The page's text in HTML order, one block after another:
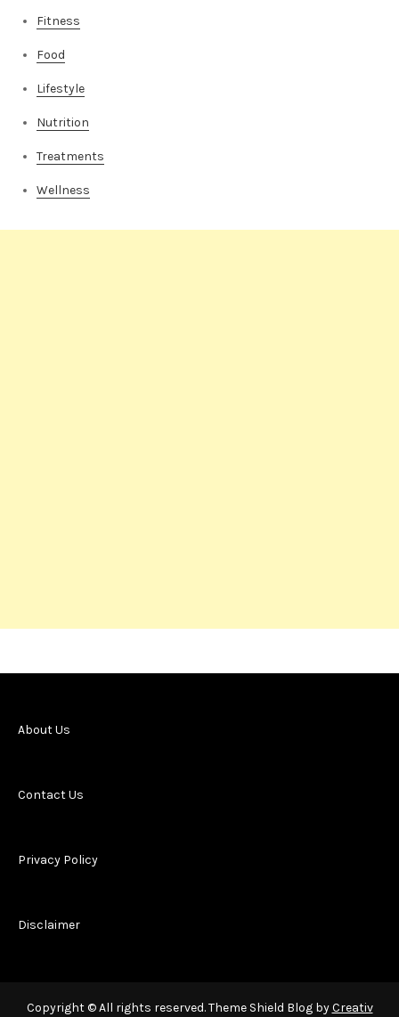
Fitness
Food
Lifestyle
Nutrition
Treatments
Wellness
About Us
Contact Us
Privacy Policy
Disclaimer
Copyright © All rights reserved. Theme Shield Blog byCreativ